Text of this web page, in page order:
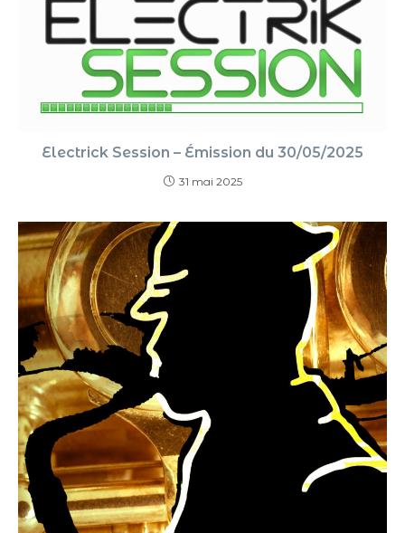
Electrick Session – Émission du 30/05/2025
31 mai 2025